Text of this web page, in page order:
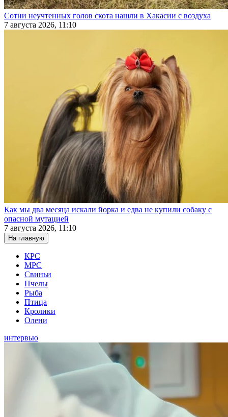
Сотни неучтенных голов скота нашли в Хакасии с воздуха
7 августа 2026, 11:10
Как мы два месяца искали йорка и едва не купили собаку с
опасной мутацией
7 августа 2026, 11:10
На главную
КРС
МРС
Свиньи
Пчелы
Рыба
Птица
Кролики
Олени
интервью